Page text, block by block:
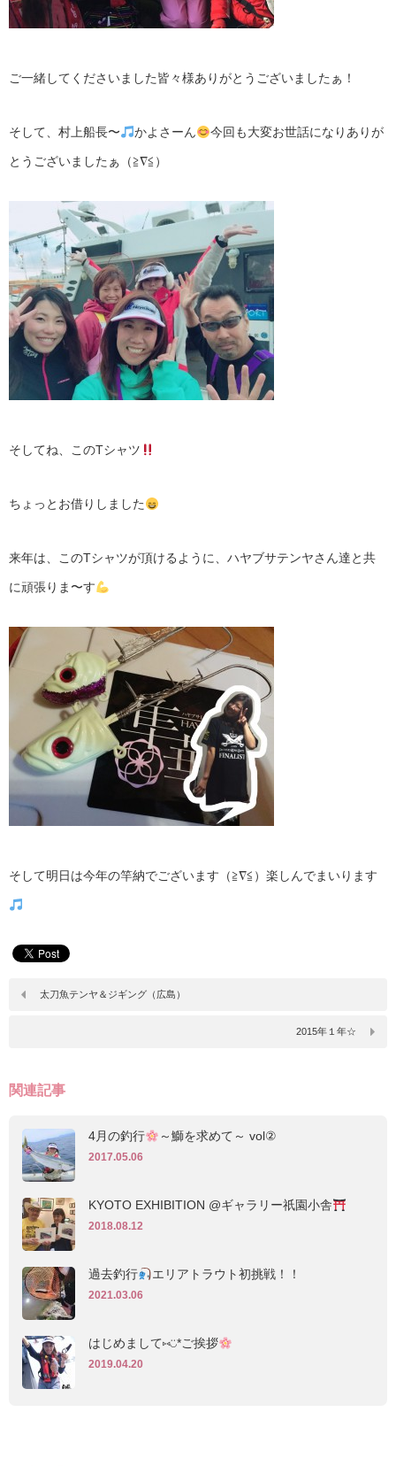
ご一緒してくださいました皆々様ありがとうございましたぁ！
そして、村上船長〜 かよさーん 今回も大変お世話になりありが
とうございましたぁ（≧∇≦）
そしてね、このTシャツ
ちょっとお借りしました
来年は、このTシャツが頂けるように、ハヤブサテンヤさん達と共
に頑張りま〜す
そして明日は今年の竿納でございます（≧∇≦）楽しんでまいります
太刀魚テンヤ＆ジギング（広島）
2015年１年☆
関連記事
4月の釣行 ～鰤を求めて～ vol②
2017.05.06
KYOTO EXHIBITION @ギャラリー祇園小舎
2018.08.12
過去釣行 エリアトラウト初挑戦！！
2021.03.06
はじめまして⑅◡̈*ご挨拶
2019.04.20